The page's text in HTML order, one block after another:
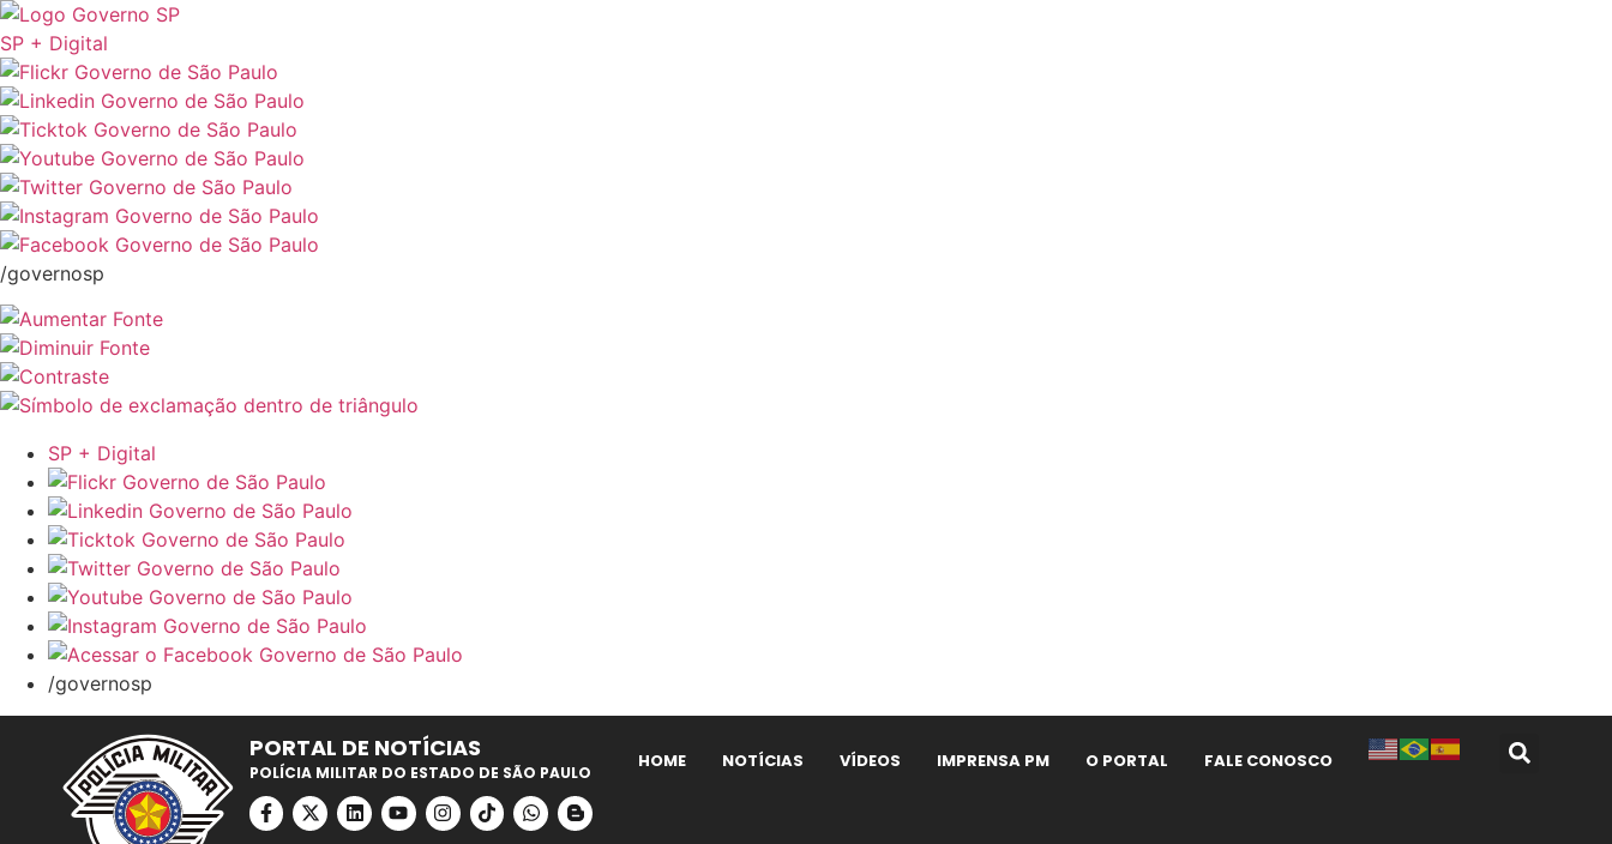
SP + Digital
/governosp
SP + Digital
/governosp
PORTAL DE NOTÍCIAS
POLÍCIA MILITAR DO ESTADO DE SÃO PAULO
HOME NOTÍCIAS VÍDEOS IMPRENSA PM O PORTAL FALE CONOSCO